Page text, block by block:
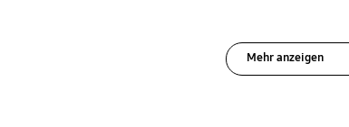
Mehr anzeigen